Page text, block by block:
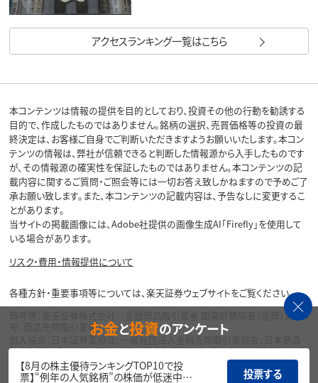
アクセスランキング一覧はこちら
本コンテンツは情報の提供を目的としており、投資その他の行動を勧誘する
目的で、作成したものではありません。銘柄の選択、売買価格等の投資の最
終決定は、お客様ご自身でご判断いただきますようお願いいたします。本コン
テンツの情報は、弊社が信頼できると判断した情報源から入手したものです
が、その情報源の確実性を保証したものではありません。本コンテンツの記
載内容に関するご質問・ご照会等には一切お答え致しかねますので予めご了
承お願い致します。また、本コンテンツの記載内容は、予告なしに変更するこ
とがあります。
当サイトの掲載画像には、Adobe社提供の画像生成AI「Firefly」を使用して
いる場合があります。
リスク・費用・情報提供について
各種方針・重要事項等については、楽天証券ウェブサイトをご覧ください。
商号等：楽天証券株式会社／金融商品取引業者 関東財務局長（金商）第195
号、商品先物取引業者
加入協会：日本証券業協会、一般社団法人金融先物取引業協会、日本商品
先物取引協会、一般社団法人第二種金融商品取引業協会、一般社団法人資
産運用業協会
お金と投資のアンケート
【8月の株主優待ランキングTOP10で投
票】“例年の人気銘柄”の株価が低迷中…
投票する